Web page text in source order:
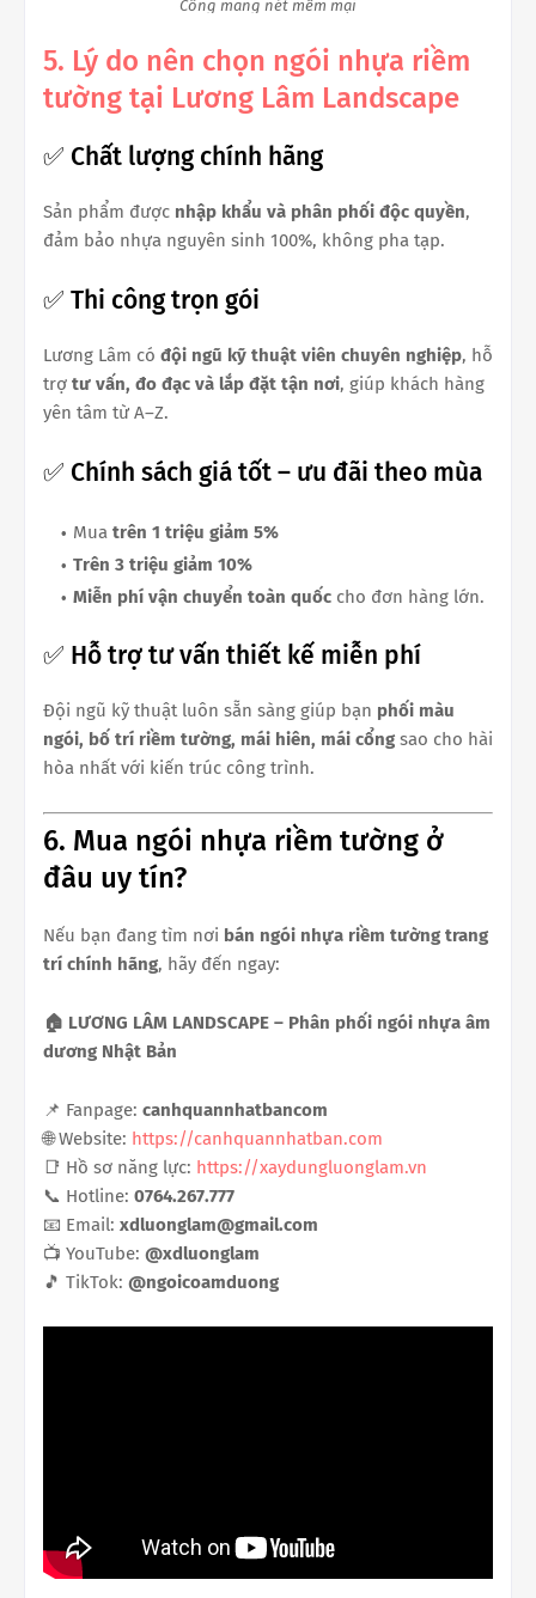
Cổng mang nét mềm mại
5. Lý do nên chọn ngói nhựa riềm
tường tại Lương Lâm Landscape
✅ Chất lượng chính hãng
Sản phẩm được nhập khẩu và phân phối độc quyền,
đảm bảo nhựa nguyên sinh 100%, không pha tạp.
✅ Thi công trọn gói
Lương Lâm có đội ngũ kỹ thuật viên chuyên nghiệp, hỗ
trợ tư vấn, đo đạc và lắp đặt tận nơi, giúp khách hàng
yên tâm từ A–Z.
✅ Chính sách giá tốt – ưu đãi theo mùa
Mua trên 1 triệu giảm 5%
Trên 3 triệu giảm 10%
Miễn phí vận chuyển toàn quốc cho đơn hàng lớn.
✅ Hỗ trợ tư vấn thiết kế miễn phí
Đội ngũ kỹ thuật luôn sẵn sàng giúp bạn phối màu
ngói, bố trí riềm tường, mái hiên, mái cổng sao cho hài
hòa nhất với kiến trúc công trình.
6. Mua ngói nhựa riềm tường ở
đâu uy tín?
Nếu bạn đang tìm nơi bán ngói nhựa riềm tường trang
trí chính hãng, hãy đến ngay:
🏠 LƯƠNG LÂM LANDSCAPE – Phân phối ngói nhựa âm
dương Nhật Bản
📌 Fanpage: canhquannhatbancom
🌐 Website: https://canhquannhatban.com
📑 Hồ sơ năng lực: https://xaydungluonglam.vn
📞 Hotline: 0764.267.777
📧 Email: xdluonglam@gmail.com
📺 YouTube: @xdluonglam
🎵 TikTok: @ngoicoamduong